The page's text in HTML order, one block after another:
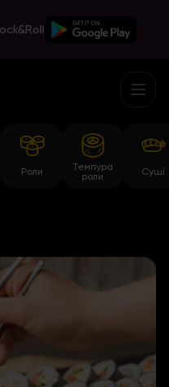
Роли
Темпура
роли
Суші